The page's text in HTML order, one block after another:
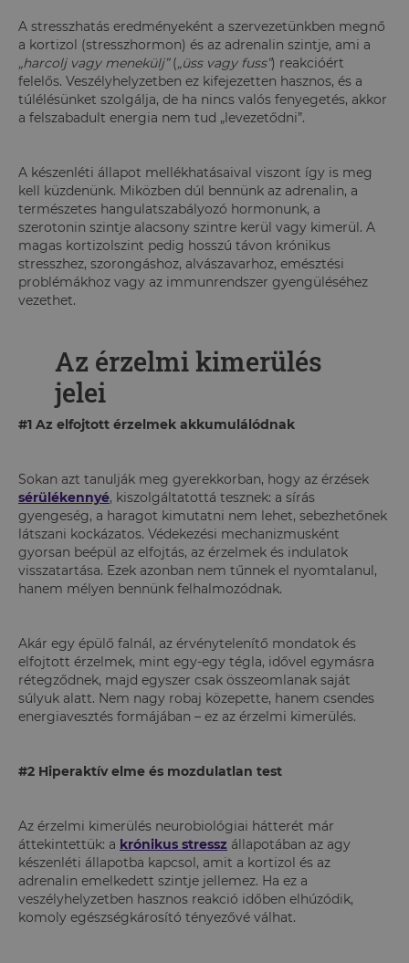
A stresszhatás eredményeként a szervezetünkben megnő
a kortizol (stresszhormon) és az adrenalin szintje, ami a
„harcolj vagy menekülj”(„üss vagy fuss”) reakcióért
felelős. Veszélyhelyzetben ez kifejezetten hasznos, és a
túlélésünket szolgálja, de ha nincs valós fenyegetés, akkor
a felszabadult energia nem tud „levezetődni”.
A készenléti állapot mellékhatásaival viszont így is meg
kell küzdenünk. Miközben dúl bennünk az adrenalin, a
természetes hangulatszabályozó hormonunk, a
szerotonin szintje alacsony szintre kerül vagy kimerül. A
magas kortizolszint pedig hosszú távon krónikus
stresszhez, szorongáshoz, alvászavarhoz, emésztési
problémákhoz vagy az immunrendszer gyengüléséhez
vezethet.
Az érzelmi kimerülés
jelei
#1 Az elfojtott érzelmek akkumulálódnak
Sokan azt tanulják meg gyerekkorban, hogy az érzések
sérülékennyé, kiszolgáltatottá tesznek: a sírás
gyengeség, a haragot kimutatni nem lehet, sebezhetőnek
látszani kockázatos. Védekezési mechanizmusként
gyorsan beépül az elfojtás, az érzelmek és indulatok
visszatartása. Ezek azonban nem tűnnek el nyomtalanul,
hanem mélyen bennünk felhalmozódnak.
Akár egy épülő falnál, az érvénytelenítő mondatok és
elfojtott érzelmek, mint egy-egy tégla, idővel egymásra
rétegződnek, majd egyszer csak összeomlanak saját
súlyuk alatt. Nem nagy robaj közepette, hanem csendes
energiavesztés formájában – ez az érzelmi kimerülés.
#2 Hiperaktív elme és mozdulatlan test
Az érzelmi kimerülés neurobiológiai hátterét már
áttekintettük: a krónikus stressz állapotában az agy
készenléti állapotba kapcsol, amit a kortizol és az
adrenalin emelkedett szintje jellemez. Ha ez a
veszélyhelyzetben hasznos reakció időben elhúzódik,
komoly egészségkárosító tényezővé válhat.